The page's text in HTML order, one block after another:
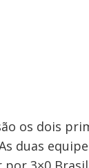
os dois
duas